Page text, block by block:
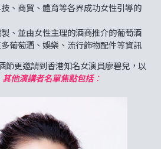
、商貿、體育等各界成功女性引導的
、並由女性主理的酒商推介的葡萄酒
葡萄酒、娛樂、流行飾物配件等資訊
節更邀請到香港知名女演員廖碧兒，以
其他演講者名單焦點包括：